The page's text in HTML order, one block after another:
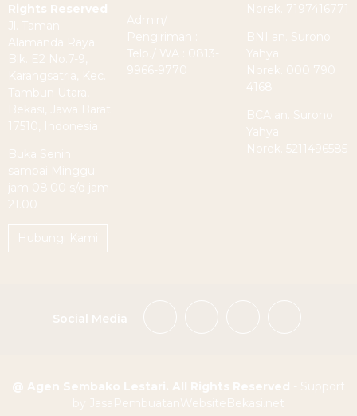
Rights Reserved
Jl. Taman
Alamanda Raya
Blk. E2 No.7-9,
Karangsatria, Kec.
Tambun Utara,
Bekasi, Jawa Barat
17510, Indonesia
Buka Senin
sampai Minggu
jam 08.00 s/d jam
21.00
Hubungi Kami
Admin/
Pengiriman :
Telp./ WA : 0813-
9966-9770
Norek. 7197416771
BNI an. Surono
Yahya
Norek. 000 790
4168
BCA an. Surono
Yahya
Norek. 5211496585
Social Media
@ Agen Sembako Lestari. All Rights Reserved
- Support
by JasaPembuatanWebsiteBekasi.net